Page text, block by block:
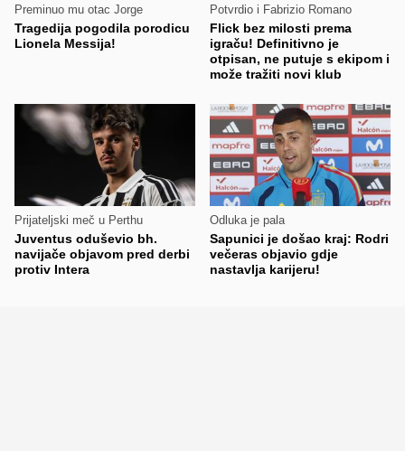
Preminuo mu otac Jorge
Tragedija pogodila porodicu
Lionela Messija!
Potvrdio i Fabrizio Romano
Flick bez milosti prema
igraču! Definitivno je
otpisan, ne putuje s ekipom i
može tražiti novi klub
Prijateljski meč u Perthu
Juventus oduševio bh.
navijače objavom pred derbi
protiv Intera
Odluka je pala
Sapunici je došao kraj: Rodri
večeras objavio gdje
nastavlja karijeru!